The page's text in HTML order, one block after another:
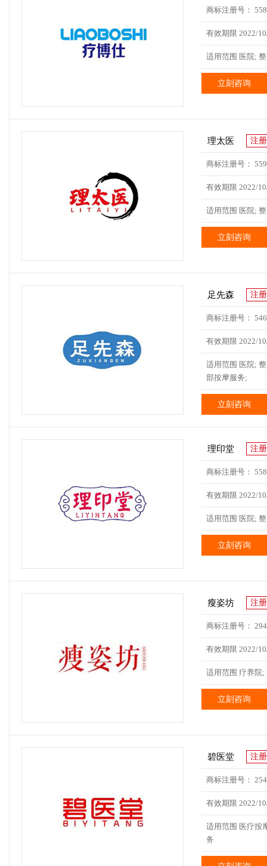
商标注册号：
有效期限 2022/
适用范围 医院;
立刻咨询
理太医 注
商标注册号：
有效期限 2022/
适用范围 医院;
立刻咨询
足先森 注
商标注册号：
有效期限 2022/
适用范围 医院;
部按摩服务;
立刻咨询
理印堂 注
商标注册号：
有效期限 2022/
适用范围 医院;
立刻咨询
瘦姿坊 注
商标注册号：
有效期限 2022/
适用范围 疗养院;
立刻咨询
碧医堂 注
商标注册号：
有效期限 2022/
适用范围 医疗按
务